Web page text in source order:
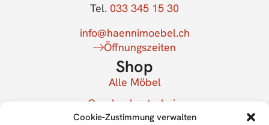
Cookie-Zustimmung verwalten
Tel. 033 345 15 30
info@haennimoebel.ch
Öffnungszeiten
Shop
Alle Möbel
Geschenkgutschein